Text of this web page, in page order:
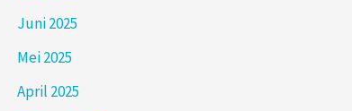
Juni 2025
Mei 2025
April 2025